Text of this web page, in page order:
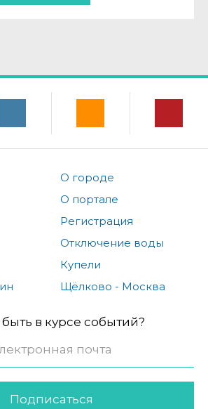
О городе
О портале
Регистрация
Отключение воды
Купели
Щёлково - Москва
быть в курсе событий?
Подписаться